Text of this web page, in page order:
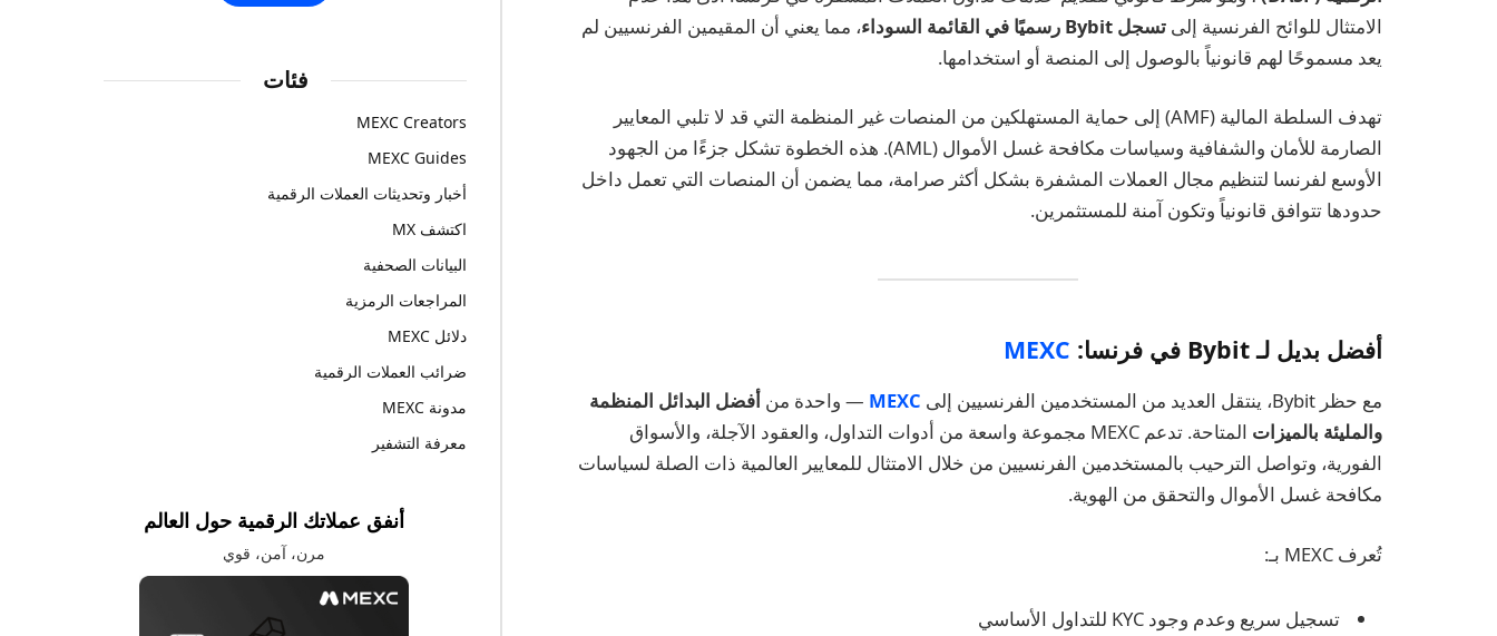
الامتثال للوائح الفرنسية إلى تسجل Bybit رسميًا في القائمة السوداء
، مما يعني أن المقيمين الفرنسيين لم
يعد مسموحًا لهم قانونياً بالوصول إلى المنصة أو استخدامها.
تهدف السلطة المالية (AMF) إلى حماية المستهلكين من المنصات غير المنظمة التي قد لا تلبي المعايير
الصارمة للأمان والشفافية وسياسات مكافحة غسل الأموال (AML). هذه الخطوة تشكل جزءًا من الجهود
الأوسع لفرنسا لتنظيم مجال العملات المشفرة بشكل أكثر صرامة، مما يضمن أن المنصات التي تعمل داخل
حدودها تتوافق قانونياً وتكون آمنة للمستثمرين.
أفضل بديل لـ Bybit في فرنسا: MEXC
مع حظر Bybit، ينتقل العديد من المستخدمين الفرنسيين إلى MEXC — واحدة من أفضل البدائل المنظمة
والمليئة بالميزات
المتاحة. تدعم MEXC مجموعة واسعة من أدوات التداول، والعقود الآجلة، والأسواق
الفورية، وتواصل الترحيب بالمستخدمين الفرنسيين من خلال الامتثال للمعايير العالمية ذات الصلة لسياسات
مكافحة غسل الأموال والتحقق من الهوية.
تُعرف MEXC بـ:
تسجيل سريع وعدم وجود KYC للتداول الأساسي
فئات
MEXC Creators
MEXC Guides
أخبار وتحديثات العملات الرقمية
اكتشف MX
البيانات الصحفية
المراجعات الرمزية
دلائل MEXC
ضرائب العملات الرقمية
مدونة MEXC
معرفة التشفير
أنفق عملاتك الرقمية حول العالم
مرن، آمن، قوي